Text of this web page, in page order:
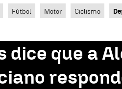
Buscar
Fútbol Motor Ciclismo
dice que a